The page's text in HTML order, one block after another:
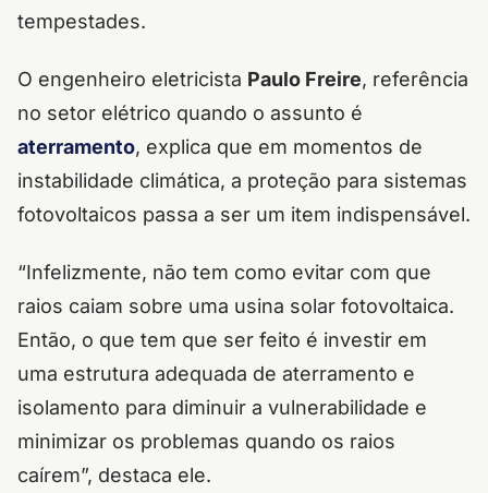
tempestades.
O engenheiro eletricista Paulo Freire, referência
no setor elétrico quando o assunto é
aterramento, explica que em momentos de
instabilidade climática, a proteção para sistemas
fotovoltaicos passa a ser um item indispensável.
“Infelizmente, não tem como evitar com que
raios caiam sobre uma usina solar fotovoltaica.
Então, o que tem que ser feito é investir em
uma estrutura adequada de aterramento e
isolamento para diminuir a vulnerabilidade e
minimizar os problemas quando os raios
caírem”, destaca ele.